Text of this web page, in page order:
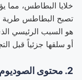
خلايا البطاطس، مما
تصبح البطاطس طرية
هو السبب الرئيسي
أو سلقها جزئياً قبل
2. محتوى الصوديوم العالي